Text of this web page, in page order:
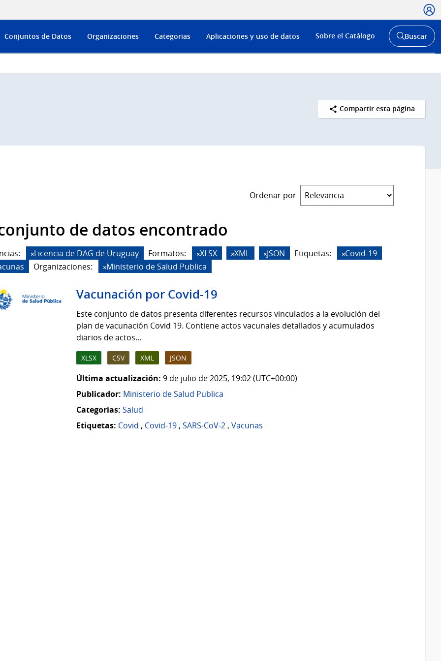
Menú
de
Conjuntos de Datos Organizaciones Categorias Aplicaciones y uso de datos Sobre el Catálogo
Abrir
buscador
Buscar
Compartir esta página
Ordenar por
de datos encontrado
Licencia de DAG de Uruguay Formatos: XLSX XML JSON Etiquetas:
Covid-19
Organizaciones: Ministerio de Salud Publica
Vacunación por Covid-19
Este conjunto de datos presenta diferentes recursos vinculados a la evolución del
plan de vacunación Covid 19. Contiene actos vacunales detallados y acumulados
diarios de actos...
XLSX CSV XML JSON
Última actualización: 9 de julio de 2025, 19:02 (UTC+00:00)
Publicador: Ministerio de Salud Publica
Categorias: Salud
Etiquetas: Covid , Covid-19, SARS-CoV-2, Vacunas